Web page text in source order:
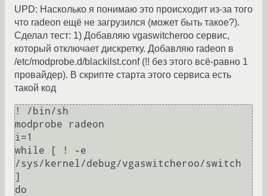
UPD: Насколько я понимаю это происходит из-за того
что radeon ещё не загрузился (может быть такое?).
Сделал тест: 1) Добавляю vgaswitcheroo сервис,
который отключает дискретку. Добавляю radeon в
/etc/modprobe.d/blackilst.conf (!! без этого всё-равно 1
провайдер). В скрипте старта этого сервиса есть
такой код
! /bin/sh
modprobe radeon
i=1
while [ ! -e
/sys/kernel/debug/vgaswitcheroo/switch
]
do